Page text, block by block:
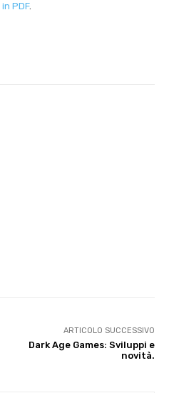
PDF.
ARTICOLO SUCCESSIVO
Dark Age Games: Sviluppi e
novità.